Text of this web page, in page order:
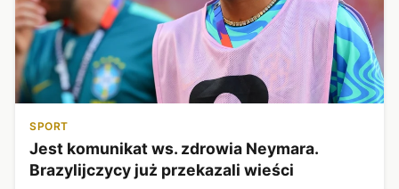
SPORT
Jest komunikat ws. zdrowia Neymara.
Brazylijczycy już przekazali wieści